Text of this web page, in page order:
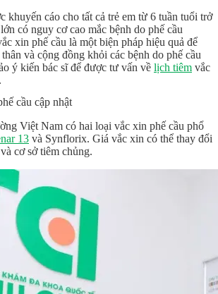
khuyến cáo cho tất cả trẻ em từ 6 tuần tuổi trở
có nguy cơ cao mắc bệnh do phế cầu
xin phế cầu là một biện pháp hiệu quả để
và cộng đồng khỏi các bệnh do phế cầu
ý kiến bác sĩ để được tư vấn về lịch tiêm vắc
cầu cập nhật
Việt Nam có hai loại vắc xin phế cầu phổ
13 và Synflorix. Giá vắc xin có thể thay đổi
cơ sở tiêm chủng.